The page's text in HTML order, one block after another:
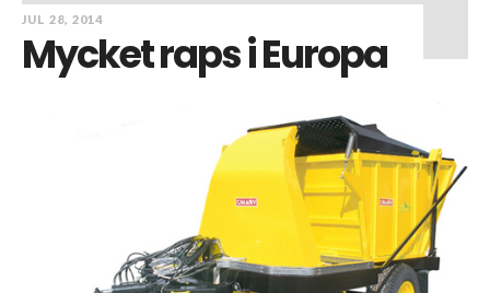
JUL 28, 2014
Mycket raps i Europa